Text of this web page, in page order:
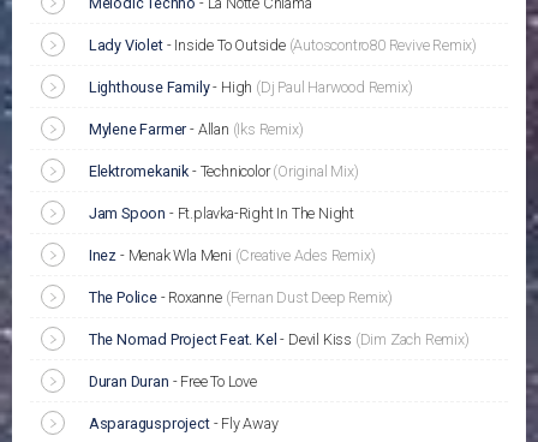
Lady Violet- Inside To Outside (Autoscontro80 Revive Remix)
Lighthouse Family- High (Dj Paul Harwood Remix)
Mylene Farmer - Allan (Iks Remix)
Elektromekanik - Technicolor(Original Mix)
Jam Spoon - Ft.plavka-Right In The Night
Inez - Menak Wla Meni (Creative Ades Remix)
The Police- Roxanne (Fernan Dust Deep Remix)
The Nomad Project Feat. Kel - Devil Kiss (Dim Zach Remix)
Duran Duran - Free To Love
Asparagusproject- Fly Away